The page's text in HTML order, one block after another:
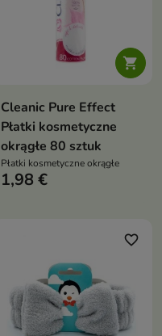

Cleanic Pure Effect
Płatki kosmetyczne
okrągłe 80 sztuk
Płatki kosmetyczne okrągłe
1,98 €
favorite_border